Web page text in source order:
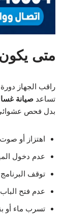
متى يكون
راقب الجهاز دورة
تساعد صيانة
بدل فحص
اهتزاز أو
عدم دخول
توقف
عدم فتح الباب
تسرب ماء أو